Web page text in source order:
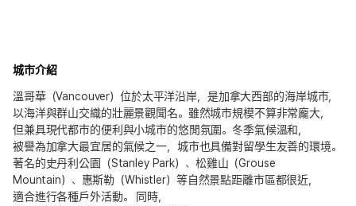
城市介紹
溫哥華（Vancouver）位於太平洋沿岸，是加拿大西部的海岸城市，
以海洋與群山交織的壯麗景觀聞名。雖然城市規模不算非常龐大，
但兼具現代都市的便利與小城市的悠閒氛圍。冬季氣候溫和，
被譽為加拿大最宜居的氣候之一，城市也具備對留學生友善的環境。
著名的史丹利公園（Stanley Park）、松雞山（Grouse
Mountain）、惠斯勒（Whistler）等自然景點距離市區都很近，
適合進行各種戶外活動。 同時，